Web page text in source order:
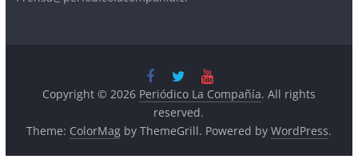
Copyright © 2026 Periódico La Compañía
. All rights
reserved.
Theme:
ColorMag by ThemeGrill. Powered by WordPress